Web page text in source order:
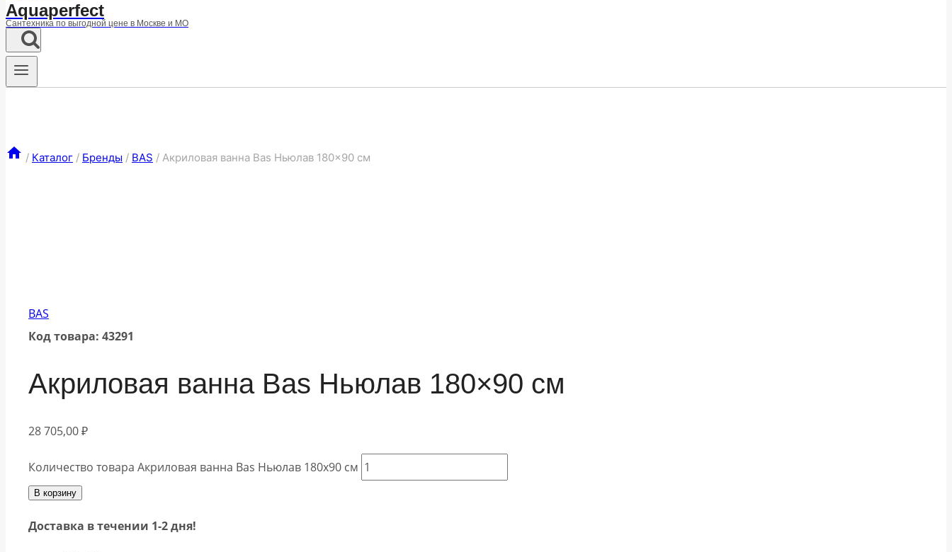
Aquaperfect
Сантехника по выгодной цене в Москве и МО
/ Каталог / Бренды / BAS / Акриловая ванна Bas Ньюлав 180×90 см
BAS
Код товара: 43291
Акриловая ванна Bas Ньюлав 180×90 см
28 705,00₽
Количество товара Акриловая ванна Bas Ньюлав 180x90 см
В корзину
Доставка в течении 1-2 дня!